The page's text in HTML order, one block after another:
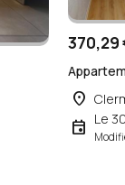
370,29
place
event Le